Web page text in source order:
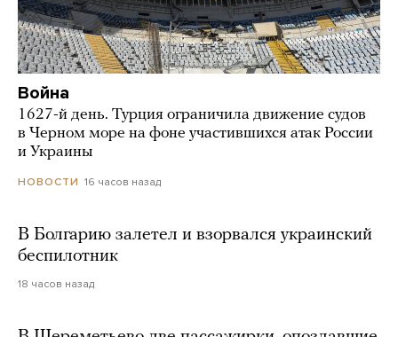
Война
1627-й день. Турция ограничила движение судов
в Черном море на фоне участившихся атак России
и Украины
НОВОСТИ 16 часов назад
В Болгарию залетел и взорвался украинский
беспилотник
18 часов назад